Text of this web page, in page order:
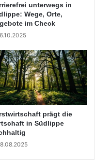
unterwegs in
Wege, Orte,
im Check
prägt die
in Südlippe